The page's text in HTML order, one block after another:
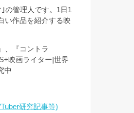
の管理人です。1日1
い作品を紹介する映
、『コントラ
映画ライター|世界
中
研究記事等)